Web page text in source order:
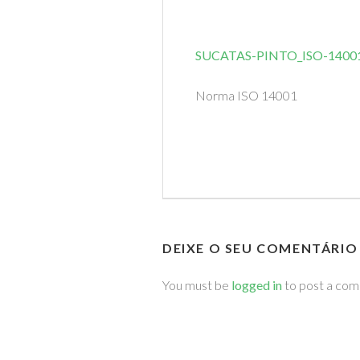
SUCATAS-PINTO_ISO-
Norma ISO 14001
DEIXE O SEU COMENTÁRIO
You must be logged in to post a